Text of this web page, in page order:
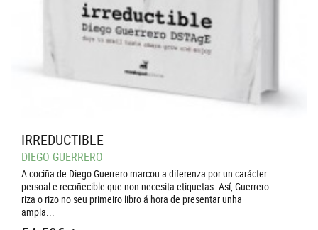
IRREDUCTIBLE
DIEGO GUERRERO
A cociña de Diego Guerrero marcou a diferenza por un carácter
persoal e recoñecible que non necesita etiquetas. Así, Guerrero
riza o rizo no seu primeiro libro á hora de presentar unha
ampla...